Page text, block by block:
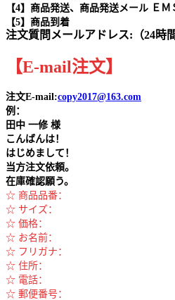
【4】商品発送、商品発送メール Ｅ
【5】商品到着
注文質問メールアドレス:（24時間
【E-mail注文】
注文E-mail:copy2017@163.com
例：
田中 一修 様
こんばんは！
はじめまして！
当方注文依頼。
在庫確認願う。
☆ 商品品番：
☆ サイズ：
☆ 価格：
☆ お名前：
☆ フリガナ：
☆ 住所：
☆ 電話：
☆ 郵便番号：